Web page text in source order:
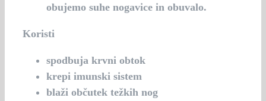
obujemo suhe nogavice in obuvalo.
Koristi
spodbuja krvni obtok
krepi imunski sistem
blaži občutek težkih nog